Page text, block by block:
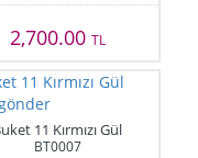
2,700.00 TL
11 Kırmızı Gül
BT0007